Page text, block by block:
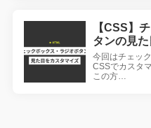
【CSS】
タンの見
今回はチェッ
CSSでカスタ
この方…